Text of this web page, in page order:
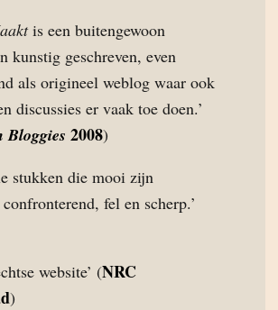
is een buitengewoon
kunstig geschreven, even
als origineel weblog waar ook
discussies er vaak toe doen.’
Bloggies 2008)
stukken die mooi zijn
fel en scherp.’
website’ (NRC
)